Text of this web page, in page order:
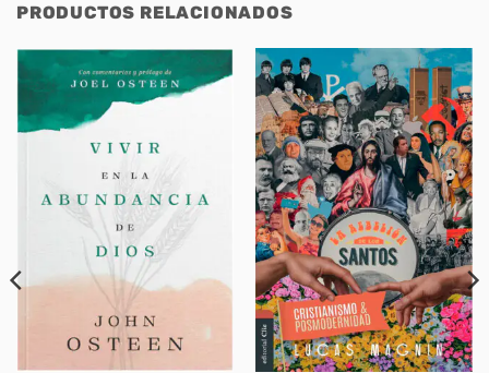
PRODUCTOS RELACIONADOS